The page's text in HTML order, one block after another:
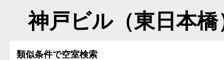
神戸ビル（東日本
類似条件で空室検索